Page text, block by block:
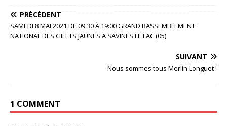
PRÉCÉDENT
SAMEDI 8 MAI 2021 DE 09:30 À 19:00 GRAND RASSEMBLEMENT
NATIONAL DES GILETS JAUNES A SAVINES LE LAC (05)
SUIVANT
Nous sommes tous Merlin Longuet !
1 COMMENT